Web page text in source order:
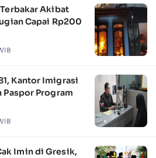
Akibat
Capai Rp200
Kantor Imigrasi
Paspor Program
Imin di Gresik,